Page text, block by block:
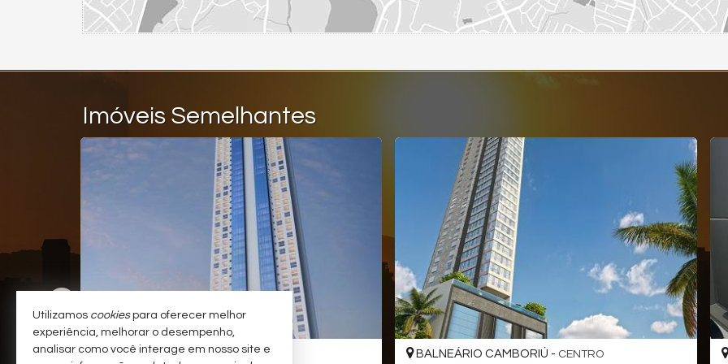
Imóveis Semelhantes
BALNEÁRIO CAMBORIÚ -CENTRO BALNEÁRIO CAMBORIÚ - CENTRO
Utilizamos cookiespara oferecer melhor
experiência, melhorar o desempenho,
analisar como você interage em nosso site e